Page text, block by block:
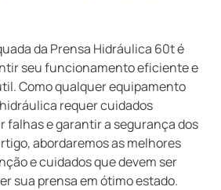
da Prensa Hidráulica 60t é
seu funcionamento eficiente e
Como qualquer equipamento
requer cuidados
falhas e garantir a segurança dos
abordaremos as melhores
e cuidados que devem ser
sua prensa em ótimo estado.